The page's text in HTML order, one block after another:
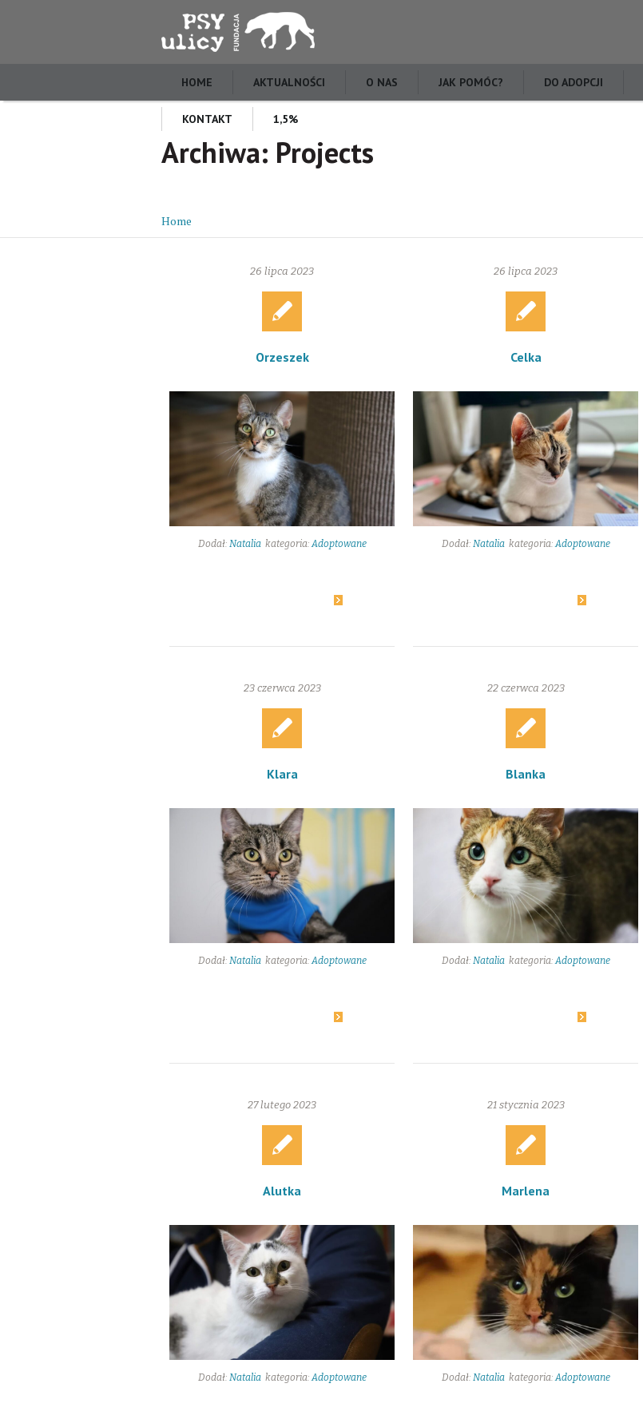
HOME AKTUALNOŚCI O NAS JAK POMÓC? DO ADOPCJI
KONTAKT 1,5%
Archiwa: Projects
Home
26 lipca 2023
Orzeszek
Dodał: Natalia kategoria:Adoptowane
26 lipca 2023
Celka
Dodał: Natalia kategoria:Adoptowane
23 czerwca 2023
Klara
Dodał: Natalia kategoria:Adoptowane
22 czerwca 2023
Blanka
Dodał: Natalia kategoria:Adoptowane
27 lutego 2023
Alutka
Dodał: Natalia kategoria: Adoptowane
21 stycznia 2023
Marlena
Dodał: Natalia kategoria: Adoptowane